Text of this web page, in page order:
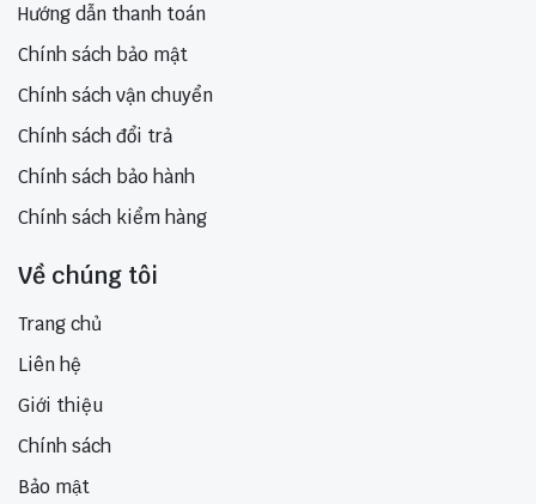
Hướng dẫn thanh toán
Chính sách bảo mật
Chính sách vận chuyển
Chính sách đổi trả
Chính sách bảo hành
Chính sách kiểm hàng
Về chúng tôi
Trang chủ
Liên hệ
Giới thiệu
Chính sách
Bảo mật